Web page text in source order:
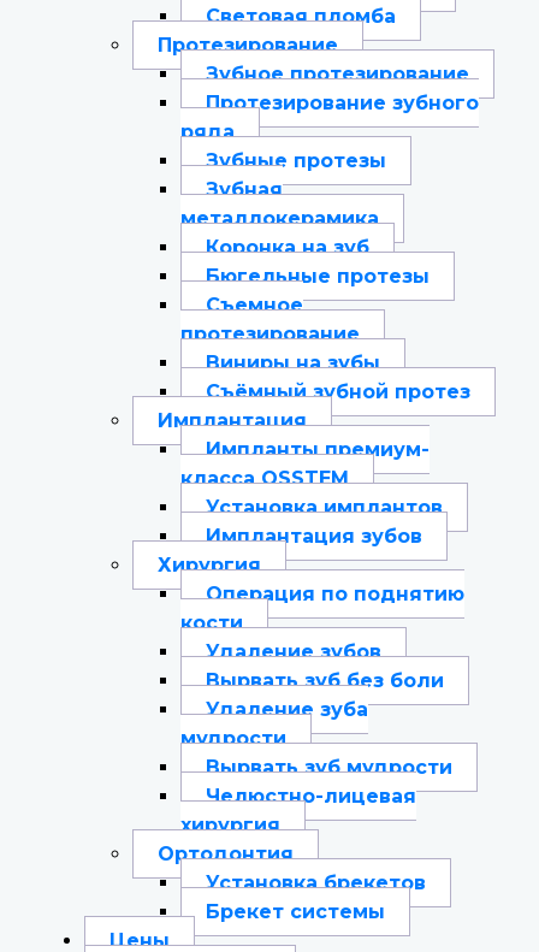
Световая пломба
Протезирование
Зубное протезирование
Протезирование зубного
ряда
Зубные протезы
Зубная
металлокерамика
Коронка на зуб
Бюгельные протезы
Съемное
протезирование
Виниры на зубы
Съёмный зубной протез
Имплантация
Импланты премиум-
класса OSSTEM
Установка имплантов
Имплантация зубов
Хирургия
Операция по поднятию
кости
Удаление зубов
Вырвать зуб без боли
Удаление зуба
мудрости
Вырвать зуб мудрости
Челюстно-лицевая
хирургия
Ортодонтия
Установка брекетов
Брекет системы
Цены